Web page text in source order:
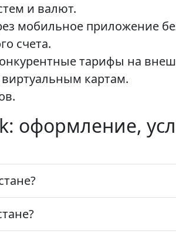
и валют.
мобильное приложение
счета.
тарифы на
картам.
оформление,